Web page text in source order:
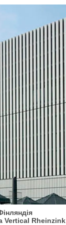
Vertical Rheinzink